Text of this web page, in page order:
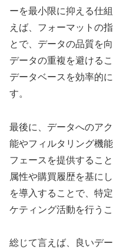
ーを最小限に抑える仕
えば、フォーマットの
とで、データの品質を
データの重複を避ける
データベースを効率的
す。
最後に、データへのア
能やフィルタリング機
フェースを提供するこ
属性や購買履歴を基に
を導入することで、特
ケティング活動を行うこ
総じて言えば、良いデ